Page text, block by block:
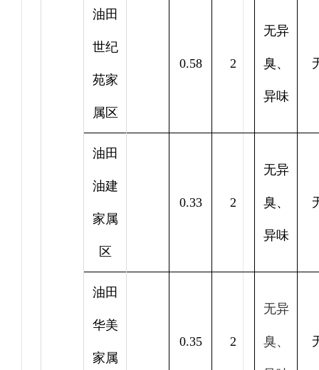
油田
世纪
苑家
属区
0.58 2
无异
臭、
异味
油田
油建
家属
区
0.33 2
无异
臭、
异味
油田
华美
家属
0.35 2
无异
臭、